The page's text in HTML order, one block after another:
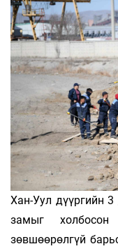
Хан-Уул дүүргийн
замыг
зөвшөөрөлгүй